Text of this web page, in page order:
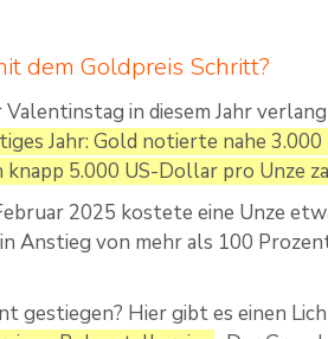
dem Goldpreis Schritt?
in diesem Jahr
Jahr: Gold notierte nahe
5.000 US-Dollar pro Unze
2025 kostete eine Unze
Anstieg von mehr als 100
gestiegen? Hier gibt es einen